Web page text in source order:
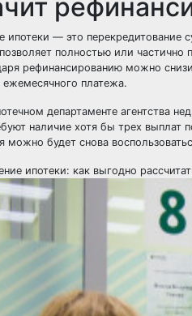
ипотеки — это перекредитование
полностью или
рефинансированию можно
ежемесячного платежа.
департаменте агентства
наличие хотя бы трех
можно будет снова
ипотеки: как выгодно